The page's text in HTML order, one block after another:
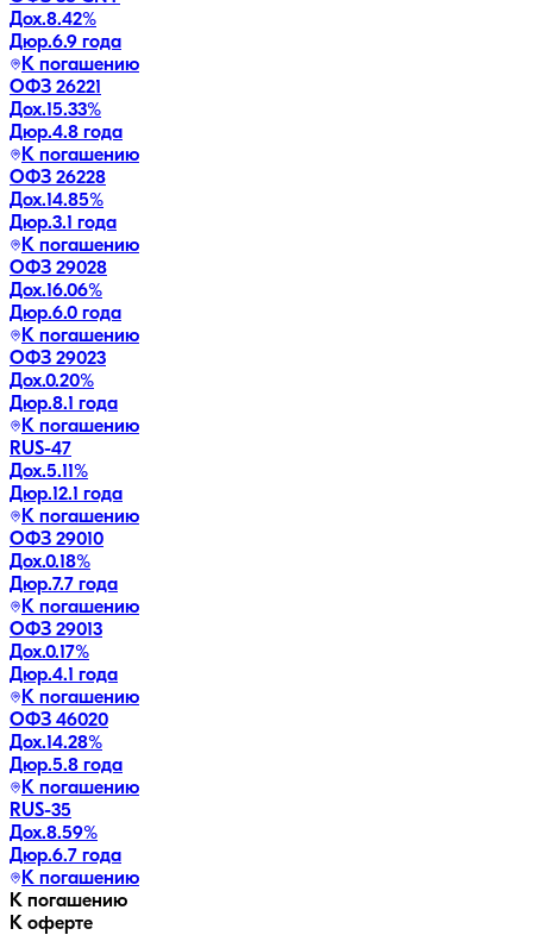
Дох.8.42%
Дюр.6.9 года
К погашению
ОФЗ 26221
Дох.15.33%
Дюр.4.8 года
К погашению
ОФЗ 26228
Дох.14.85%
Дюр.3.1 года
К погашению
ОФЗ 29028
Дох.16.06%
Дюр.6.0 года
К погашению
ОФЗ 29023
Дох.0.20%
Дюр.8.1 года
К погашению
RUS-47
Дох.5.11%
Дюр.12.1 года
К погашению
ОФЗ 29010
Дох.0.18%
Дюр.7.7 года
К погашению
ОФЗ 29013
Дох.0.17%
Дюр.4.1 года
К погашению
ОФЗ 46020
Дох.14.28%
Дюр.5.8 года
К погашению
RUS-35
Дох.8.59%
Дюр.6.7 года
К погашению
К погашению
К оферте